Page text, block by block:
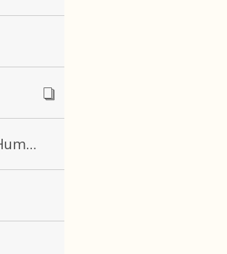
Il progetto Digital Humanities